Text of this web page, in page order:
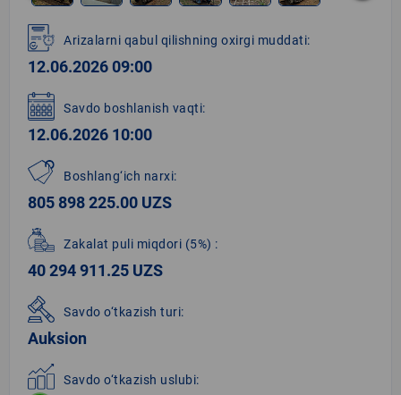
1
of
6
Arizalarni qabul qilishning oxirgi muddati:
12.06.2026 09:00
Savdo boshlanish vaqti:
12.06.2026 10:00
Boshlang‘ich narxi:
805 898 225.00 UZS
Zakalat puli miqdori (5%) :
40 294 911.25 UZS
Savdo o‘tkazish turi:
Auksion
Savdo o‘tkazish uslubi: